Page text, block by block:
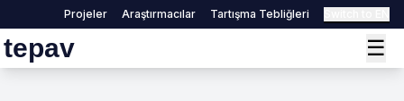
Projeler Araştırmacılar Tartışma Tebliğleri
tepav ☰